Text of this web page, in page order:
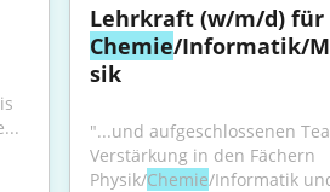
Lehrkraft (w/m/d) für
Chemie/Informatik/
sik
"...und aufgeschlossenen
Verstärkung in den Fächern
Physik/Chemie/Informatik